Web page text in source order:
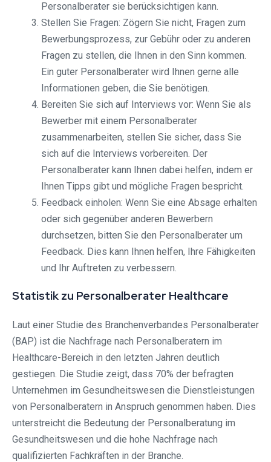
Personalberater sie berücksichtigen kann.
Stellen Sie Fragen: Zögern Sie nicht, Fragen zum
Bewerbungsprozess, zur Gebühr oder zu anderen
Fragen zu stellen, die Ihnen in den Sinn kommen.
Ein guter Personalberater wird Ihnen gerne alle
Informationen geben, die Sie benötigen.
Bereiten Sie sich auf Interviews vor: Wenn Sie als
Bewerber mit einem Personalberater
zusammenarbeiten, stellen Sie sicher, dass Sie
sich auf die Interviews vorbereiten. Der
Personalberater kann Ihnen dabei helfen, indem er
Ihnen Tipps gibt und mögliche Fragen bespricht.
Feedback einholen: Wenn Sie eine Absage erhalten
oder sich gegenüber anderen Bewerbern
durchsetzen, bitten Sie den Personalberater um
Feedback. Dies kann Ihnen helfen, Ihre Fähigkeiten
und Ihr Auftreten zu verbessern.
Statistik zu Personalberater Healthcare
Laut einer Studie des Branchenverbandes Personalberater
(BAP) ist die Nachfrage nach Personalberatern im
Healthcare-Bereich in den letzten Jahren deutlich
gestiegen. Die Studie zeigt, dass 70% der befragten
Unternehmen im Gesundheitswesen die Dienstleistungen
von Personalberatern in Anspruch genommen haben. Dies
unterstreicht die Bedeutung der Personalberatung im
Gesundheitswesen und die hohe Nachfrage nach
qualifizierten Fachkräften in der Branche.